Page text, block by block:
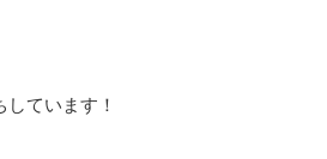
ています！